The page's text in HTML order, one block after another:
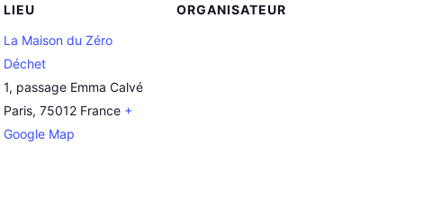
LIEU
La Maison du Zéro
Déchet
1, passage Emma Calvé
Paris, 75012 France +
Google Map
ORGANISATEUR